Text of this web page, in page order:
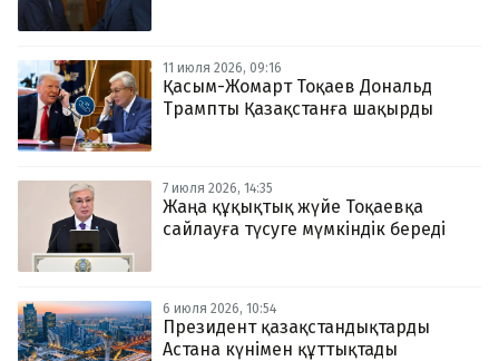
11 июля 2026, 09:16
Қасым-Жомарт Тоқаев Дональд
Трампты Қазақстанға шақырды
7 июля 2026, 14:35
Жаңа құқықтық жүйе Тоқаевқа
сайлауға түсуге мүмкіндік береді
6 июля 2026, 10:54
Президент қазақстандықтарды
Астана күнімен құттықтады